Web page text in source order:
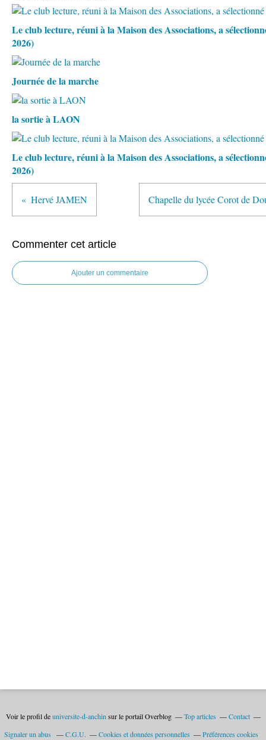
Le club lecture, réuni à la Maison des Associations, a
2026)
Journée de la marche
la sortie à LAON
Le club lecture, réuni à la Maison des Associations, a
2026)
Hervé JAMEN Chapelle du lycée Corot de
Commenter cet article
Ajouter un commentaire
Voir le profil deuniversite-d-anchin sur le portail Overblog Top articles
Contact
Signaler un abus
C.G.U. Cookies et données personnelles Préférences cookies